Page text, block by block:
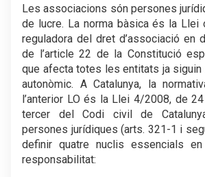
Les associacions són persones
de lucre. La norma bàsica és la Llei
reguladora del dret d’associació en
de l’article 22 de la Constitució
que afecta totes les entitats ja siguin
autonòmic. A Catalunya, la
l’anterior LO és la Llei 4/2008, de
tercer del Codi civil de
persones jurídiques (arts. 321-1 i
definir quatre nuclis essencials
responsabilitat: